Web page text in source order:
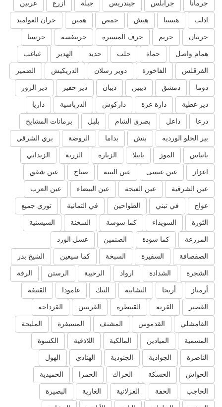
جرمانا جرابلس جيندريس جبلة ازرع عربين
ادلب هيسيا هيش حمص همين حران العواميد
حريتان حريم حرف المسيرة حربنفسة حرستا
همام واصل حماة حلب حديد الهدير غباغب
الفرقلس الفاخورة دوير رسلان الدريكيش الضمير
دوما دمشق ذيبين ذيبان دير حفير دير الزور
دير عطية دارة عزة داركوش الدرباسية داريا
درعا داعل بصرى الشام بلبل برمانات المشايخ
بير الحلو الورديه بنش بداما الروضة بري الشرقي
بانياس الموز بابيلا الزيارة الزربة الزبداني
اعزاز عين عيسى عين التينة صباح عين شقق
عين الشرقية عين الفيجة عين البيضاء عين العرب
عواج في تبني الطواحين في التمانية توري جميع
الثورة السويداء كما سوسة السخنة السيسنية
المزرعة كما سودة الصنمين عسل الورد
الصفصافة السفيرة السبخة كما سيعين الشيخ بدر
الشجرة الشدادة ارواد الرحيبة الرستن الرقة
أرمناز أريحا النشابية النبك عامودا القتيفة
القصير القريه القنيطرة القريتين القرداحة
القامشلي القدموس المشنف المسيفرة المليحة
المسمية الميادين المالكية اللاذقية الكسوة
الناصرة الجوادية الجنودية الهنادي الهول
الحواش الحسكة الحراك الحمرا الحميدية
الحاجب الحفة الغزلانية الغارية البصيرة